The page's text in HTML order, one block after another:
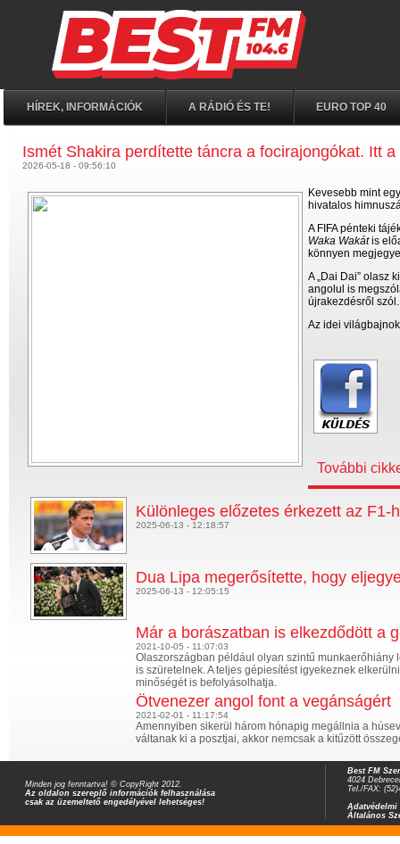
HÍREK, INFORMÁCIÓK A RÁDIÓ ÉS TE! EURO TOP 40
Ismét Shakira perdítette táncra a focirajongókat. Itt
2026-05-18 - 09:56:10
Kevesebb mint
hivatalos
A FIFA pénteki
Waka Wakátis
könnyen
A „Dai Dai” olasz
angolul is
újrakezdésről szól.
Az idei
További
Különleges előzetes érkezett az F1-
2025-06-13 - 12:18:57
Dua Lipa megerősítette, hogy
2025-06-13 - 12:05:15
Már a borászatban is elkezdődött a
2021-10-05 - 11:07:03
Olaszországban például olyan szintű munkaerőhiány
is szüretelnek. A teljes gépiesítést igyekeznek
minőségét is befolyásolhatja.
Ötvenezer angol font a vegánságért
2021-02-01 - 11:17:54
Amennyiben sikerül három hónapig megállnia a
váltanak ki a posztjai, akkor nemcsak a kitűzött
Minden jog fenntartva! © CopyRight 2012.
Az oldalon szereplő információk felhasználása
csak az üzemeltető engedélyével lehetséges!
Best FM
4024
Tel./FAX:
Adatvédelmi
Általános